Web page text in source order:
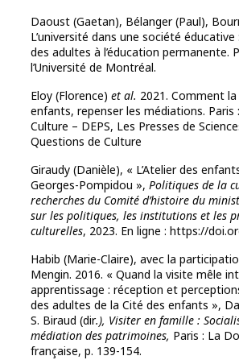
Daoust (Gaetan), Bélanger (Paul),
L’université dans une société éducative
des adultes à l’éducation permanente.
l’Université de Montréal.
Eloy (Florence) et al. 2021. Comment
enfants, repenser les médiations. Paris
Culture – DEPS, Les Presses de
Questions de Culture
Giraudy (Danièle), « L’Atelier des
Georges-Pompidou », Politiques de la
recherches du Comité d’histoire du
sur les politiques, les institutions et les
culturelles, 2023. En ligne : https://
Habib (Marie-Claire), avec la
Mengin. 2016. « Quand la visite mêle
apprentissage : réception et
des adultes de la Cité des enfants »,
S. Biraud (dir.), Visiter en famille :
médiation des patrimoines, Paris : La
française, p. 139-154.